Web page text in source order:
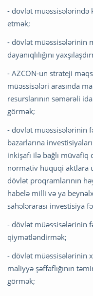
- dövlət
etmək;
- dövlət müəssisələrinin
dayanıqlılığını
- AZCON-un strateji
müəssisələri arasında
resurslarının səmərəli
görmək;
- dövlət müəssisələrinin
bazarlarına
inkişafı ilə bağlı
normativ hüquqi aktlara
dövlət proqramlarının
habelə milli və ya
sahələrarası investisiya
- dövlət müəssisələrinin
qiymətləndirmək;
- dövlət müəssisələrinin
maliyyə şəffaflığının
görmək;